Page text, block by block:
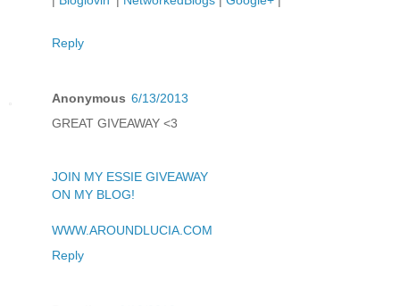
Reply
Anonymous 6/13/2013
GREAT GIVEAWAY <3
JOIN MY ESSIE GIVEAWAY
ON MY BLOG!
WWW.AROUNDLUCIA.COM
Reply